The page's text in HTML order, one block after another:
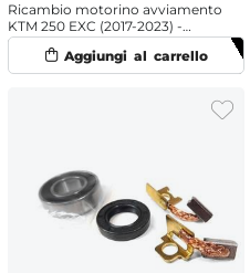
Ricambio motorino avviamento
KTM 250 EXC (2017-2023) -
Spazzole